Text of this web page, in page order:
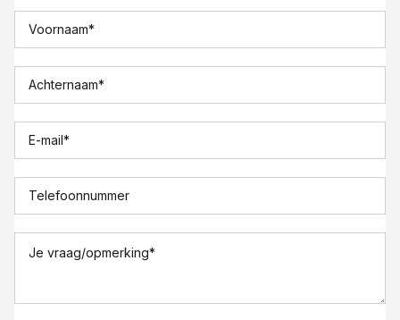
Voornaam*
Achternaam*
E-mail*
Telefoonnummer
Je vraag/opmerking*